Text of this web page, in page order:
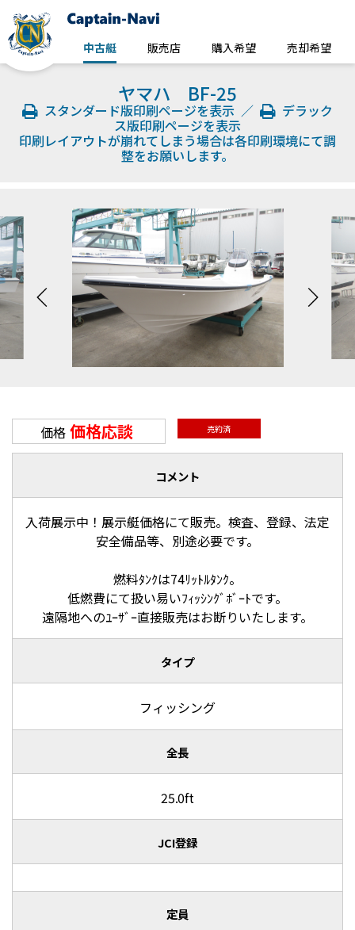
中古艇 販売店 購入希望 売却希望
ヤマハ BF-25
スタンダード版印刷ページを表示 ／
デラック
ス版印刷ページを表示
印刷レイアウトが崩れてしまう場合は各印刷環境にて調
整をお願いします。
価格 価格応談 売約済
コメント
入荷展示中！展示艇価格にて販売。検査、登録、法定
安全備品等、別途必要です。
燃料ﾀﾝｸは74ﾘｯﾄﾙﾀﾝｸ。
低燃費にて扱い易いﾌｨｯｼﾝｸﾞﾎﾞｰﾄです。
遠隔地へのﾕｰｻﾞｰ直接販売はお断りいたします。
タイプ
フィッシング
全長
25.0ft
JCI登録
定員